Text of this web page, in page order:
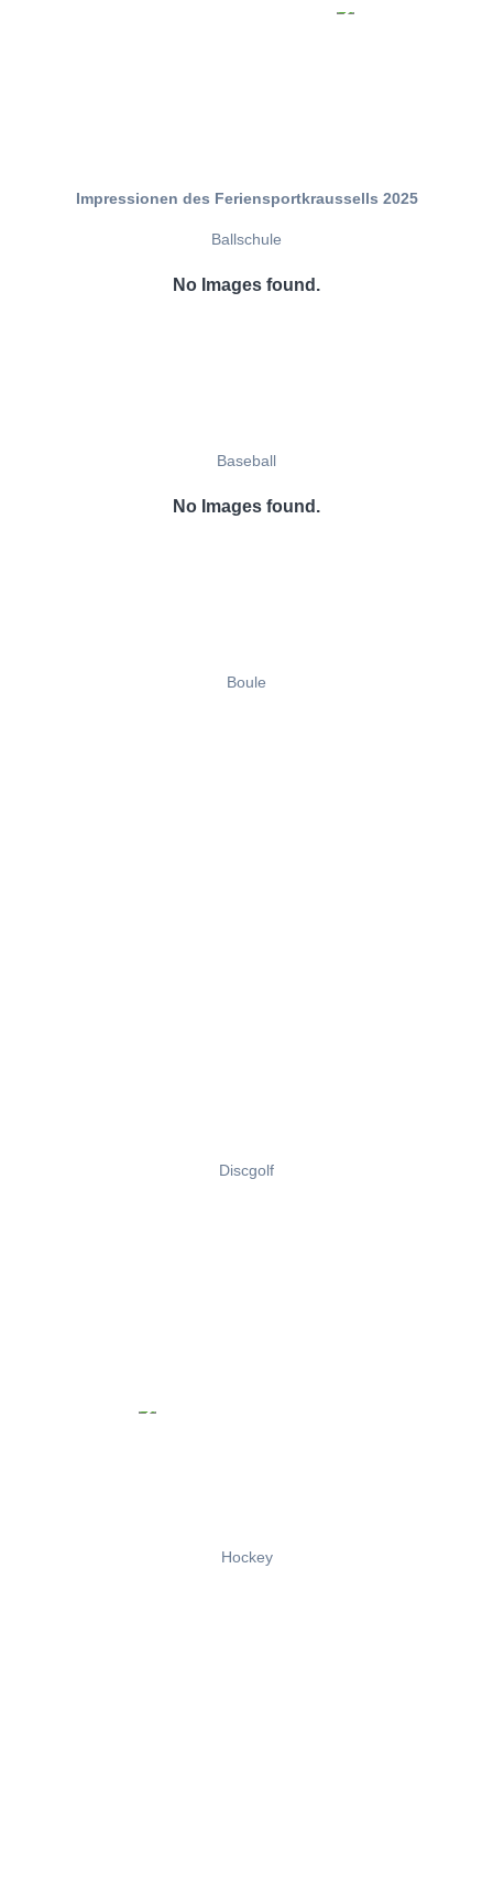
Impressionen des Feriensportkraussells 2025
Ballschule
No Images found.
Baseball
No Images found.
Boule
Discgolf
Hockey